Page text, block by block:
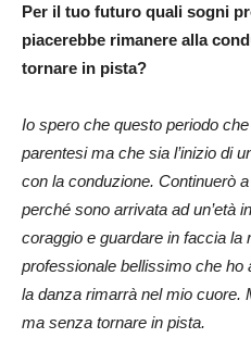
Per il tuo futuro quali sogni
piacerebbe rimanere alla
tornare in pista?
Io spero che questo periodo
parentesi ma che sia l’inizio di
con la conduzione. Continuerò
perché sono arrivata ad un’età
coraggio e guardare in faccia la
professionale bellissimo che
la danza rimarrà nel mio cuore.
ma senza tornare in pista.